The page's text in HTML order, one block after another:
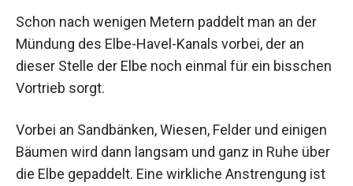
Schon nach wenigen Metern paddelt man an der
Mündung des Elbe-Havel-Kanals vorbei, der an
dieser Stelle der Elbe noch einmal für ein bisschen
Vortrieb sorgt.
Vorbei an Sandbänken, Wiesen, Felder und einigen
Bäumen wird dann langsam und ganz in Ruhe über
die Elbe gepaddelt. Eine wirkliche Anstrengung ist